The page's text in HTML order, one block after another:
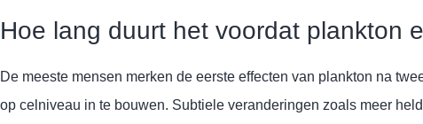
Hoe lang duurt het voordat plankton
De meeste mensen merken de eerste effecten van plankton na
op celniveau in te bouwen. Subtiele veranderingen zoals meer